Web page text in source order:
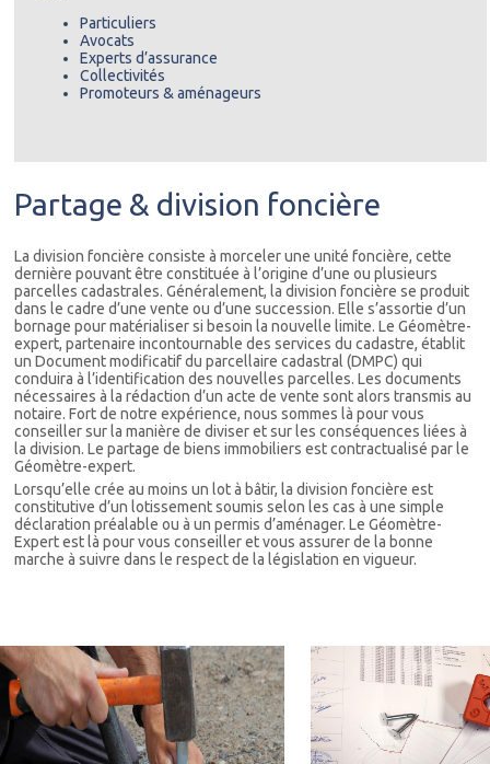
Particuliers
Avocats
Experts d’assurance
Collectivités
Promoteurs & aménageurs
Partage & division foncière
La division foncière consiste à morceler une unité foncière, cette
dernière pouvant être constituée à l’origine d’une ou plusieurs
parcelles cadastrales. Généralement, la division foncière se produit
dans le cadre d’une vente ou d’une succession. Elle s’assortie d’un
bornage pour matérialiser si besoin la nouvelle limite. Le Géomètre-
expert, partenaire incontournable des services du cadastre, établit
un Document modificatif du parcellaire cadastral (DMPC) qui
conduira à l’identification des nouvelles parcelles. Les documents
nécessaires à la rédaction d’un acte de vente sont alors transmis au
notaire. Fort de notre expérience, nous sommes là pour vous
conseiller sur la manière de diviser et sur les conséquences liées à
la division. Le partage de biens immobiliers est contractualisé par le
Géomètre-expert.
Lorsqu’elle crée au moins un lot à bâtir, la division foncière est
constitutive d’un lotissement soumis selon les cas à une simple
déclaration préalable ou à un permis d’aménager. Le Géomètre-
Expert est là pour vous conseiller et vous assurer de la bonne
marche à suivre dans le respect de la législation en vigueur.